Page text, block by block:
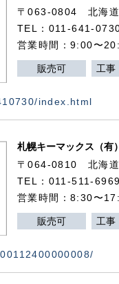
〒063-0804 北海
TEL：011-641-
営業時間：9:00〜
販売可 工事
index.html
札幌キーマックス（有）
〒064-0810 北海道
TEL：011-511-
営業時間：8:30〜
販売可 工事